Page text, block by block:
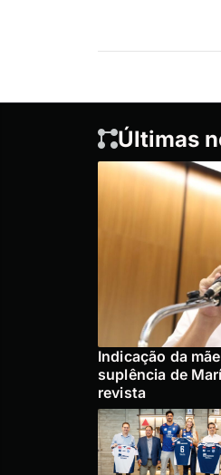
Últimas
Indicação da
suplência de
revista